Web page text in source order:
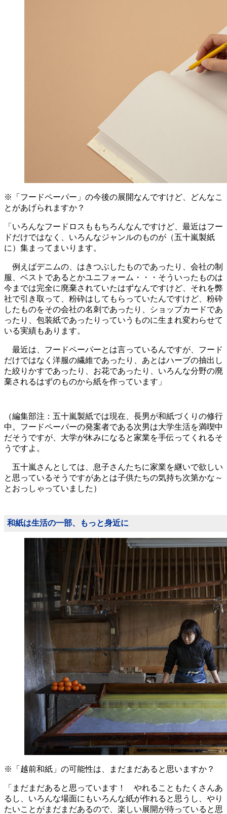
※「フードペーパー」の今後の展開なんですけど、どんなこ
とがあげられますか？
「いろんなフードロスももちろんなんですけど、最近はフー
ドだけではなく、いろんなジャンルのものが（五十嵐製紙
に）集まってまいります。
例えばデニムの、はきつぶしたものであったり、会社の制
服、ベストであるとかユニフォーム・・・そういったものは
今までは完全に廃棄されていたはずなんですけど、それを弊
社で引き取って、粉砕はしてもらっていたんですけど、粉砕
したものをその会社の名刺であったり、ショップカードであ
ったり、包装紙であったりっていうものに生まれ変わらせて
いる実績もあります。
最近は、フードペーパーとは言っているんですが、フード
だけではなく洋服の繊維であったり、あとはハーブの抽出し
た絞りかすであったり、お花であったり、いろんな分野の廃
棄されるはずのものから紙を作っています」
（編集部注：五十嵐製紙では現在、長男が和紙づくりの修行
中。フードペーパーの発案者である次男は大学生活を満喫中
だそうですが、大学が休みになると家業を手伝ってくれるそ
うですよ。
五十嵐さんとしては、息子さんたちに家業を継いで欲しい
と思っているそうですがあとは子供たちの気持ち次第かな～
とおっしゃっていました）
和紙は生活の一部、もっと身近に
※「越前和紙」の可能性は、まだまだあると思いますか？
「まだまだあると思っています！ やれることもたくさんあ
るし、いろんな場面にもいろんな紙が作れると思うし、やり
たいことがまだまだあるので、楽しい展開が待っていると思